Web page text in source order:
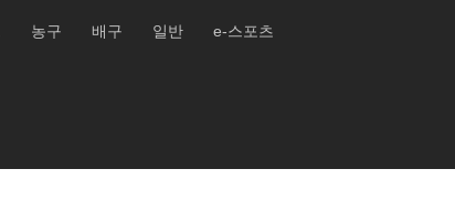
농구 배구 일반 e-스포츠